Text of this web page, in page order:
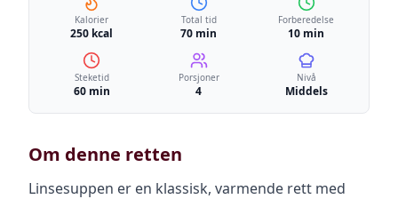
Kalorier
250 kcal
Total tid
70 min
Forberedelse
10 min
Steketid
60 min
Porsjoner
4
Nivå
Middels
Om denne retten
Linsesuppen er en klassisk, varmende rett med